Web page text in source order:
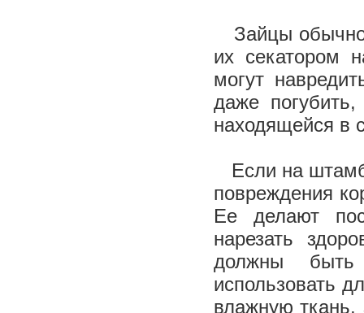
Зайцы обычно
их секатором
могут
даже
находящейся в
Если на
повреждения
Ее делают
нарезать
должны быть
использовать
влажную